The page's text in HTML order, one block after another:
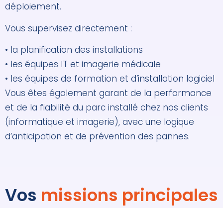
déploiement.
Vous supervisez directement :
• la planification des installations
• les équipes IT et imagerie médicale
• les équipes de formation et d’installation logiciel
Vous êtes également garant de la performance
et de la fiabilité du parc installé chez nos clients
(informatique et imagerie), avec une logique
d’anticipation et de prévention des pannes.
Vos missions principales